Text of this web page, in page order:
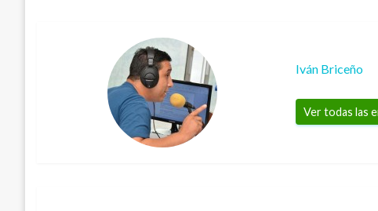
Iván Briceño
Ver todas las